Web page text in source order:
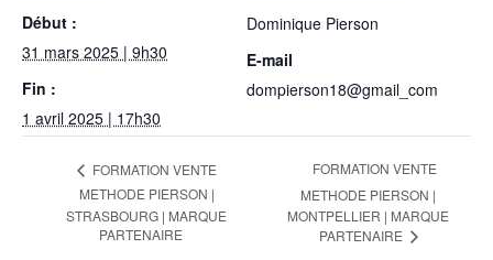
Début :
31 mars 2025 | 9h30
Fin :
1 avril 2025 | 17h30
Dominique Pierson
E-mail
dompierson18@gmail_com
Navigation
Évènement
FORMATION VENTE
METHODE PIERSON |
STRASBOURG | MARQUE
PARTENAIRE
FORMATION VENTE
METHODE PIERSON |
MONTPELLIER | MARQUE
PARTENAIRE